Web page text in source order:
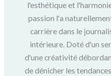
l'esthétique et
passion l'a
carrière dans le
intérieure. Doté d'un
d'une créativité
de dénicher les